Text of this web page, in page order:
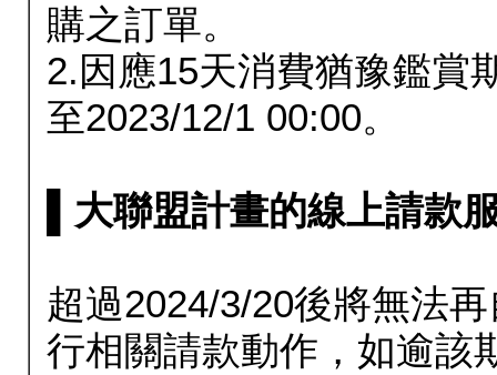
購之訂單。
2.因應15天消費猶豫鑑賞
至2023/12/1 00:00。
▌大聯盟計畫的線上請款
超過2024/3/20後將無法
行相關請款動作，如逾該